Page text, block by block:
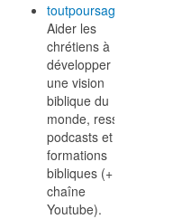
toutpoursagloire.com
Aider les
chrétiens à
développer
une vision
biblique du
monde, ressources,
podcasts et
formations
bibliques (+
chaîne
Youtube).